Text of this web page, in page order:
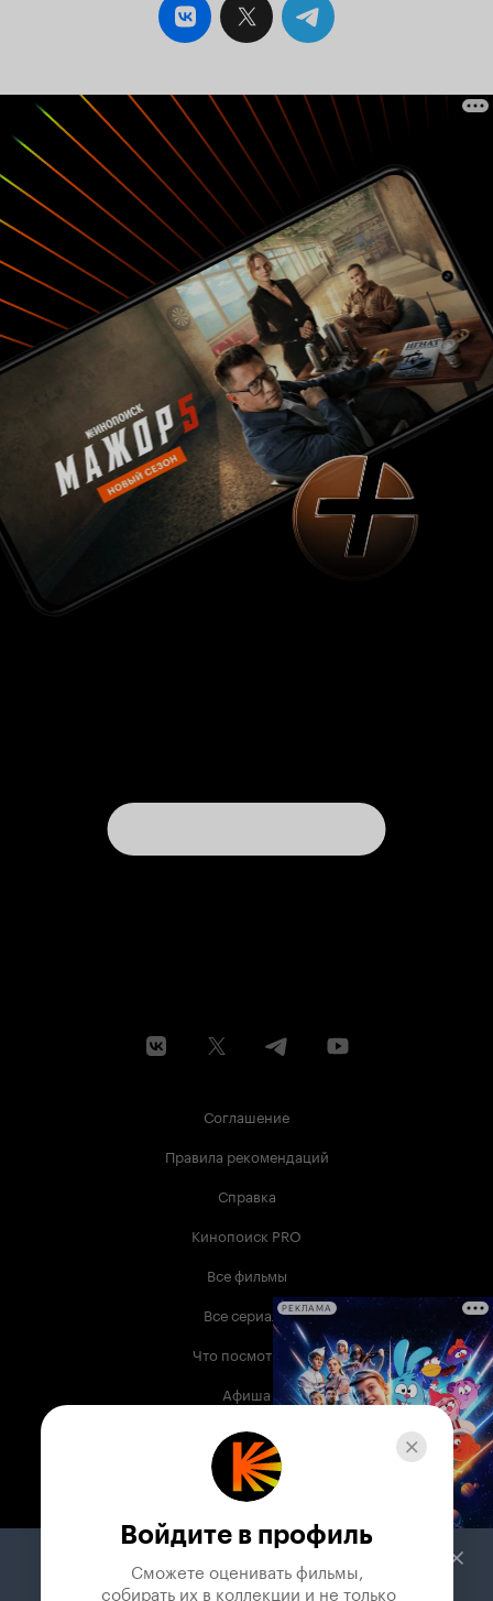
Соглашение
Правила рекомендаций
Справка
Кинопоиск PRO
Все фильмы
Все сериалы
Что посмотреть
Афиша
Музыка
Телепрограмма
Служба поддержки
РЕКЛАМА
Войдите в профиль
Сможете оценивать фильмы,
собирать их в коллекции и не только